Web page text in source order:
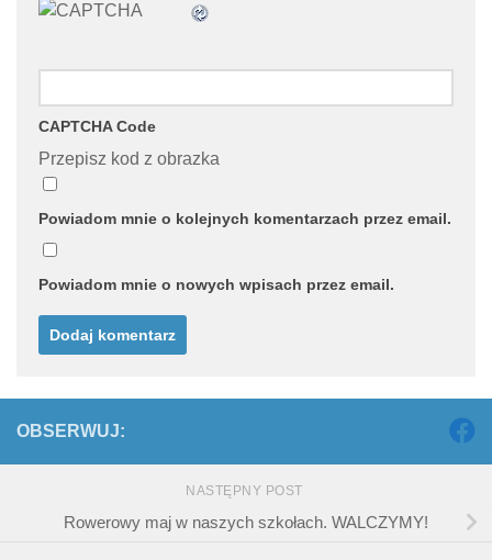
CAPTCHA Code
Przepisz kod z obrazka
Powiadom mnie o kolejnych komentarzach przez email.
Powiadom mnie o nowych wpisach przez email.
OBSERWUJ:
NASTĘPNY POST
Rowerowy maj w naszych szkołach. WALCZYMY!